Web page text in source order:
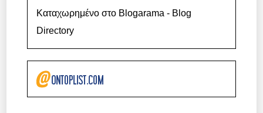
Καταχωρημένο στο Blogarama - Blog
Directory